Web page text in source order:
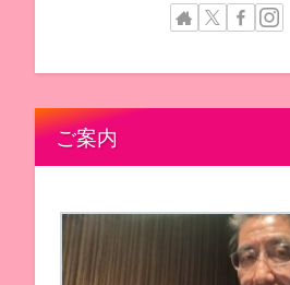
ご案内